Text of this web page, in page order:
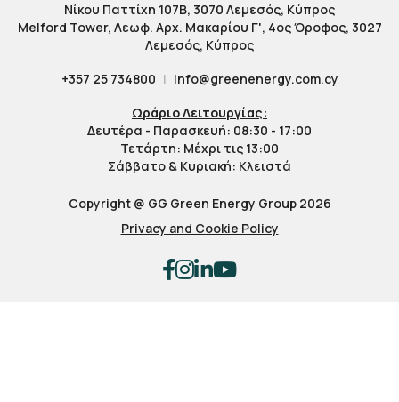
Νίκου Παττίχη 107Β, 3070 Λεμεσός, Κύπρος
Melford Tower, Λεωφ. Αρχ. Μακαρίου Γ', 4ος Όροφος, 3027
Λεμεσός, Κύπρος
+357 25 734800 | info@greenenergy.com.cy
Ωράριο Λειτουργίας:
Δευτέρα - Παρασκευή: 08:30 - 17:00
Τετάρτη: Μέχρι τις 13:00
Σάββατο & Κυριακή: Κλειστά
Copyright @ GG Green Energy Group 2026
Privacy and Cookie Policy